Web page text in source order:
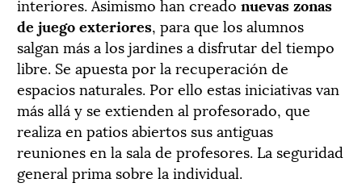
de juego exteriores, para que los alumnos
salgan más a los jardines a disfrutar del tiempo
libre. Se apuesta por la recuperación de
espacios naturales. Por ello estas iniciativas van
más allá y se extienden al profesorado, que
realiza en patios abiertos sus antiguas
reuniones en la sala de profesores. La seguridad
general prima sobre la individual.